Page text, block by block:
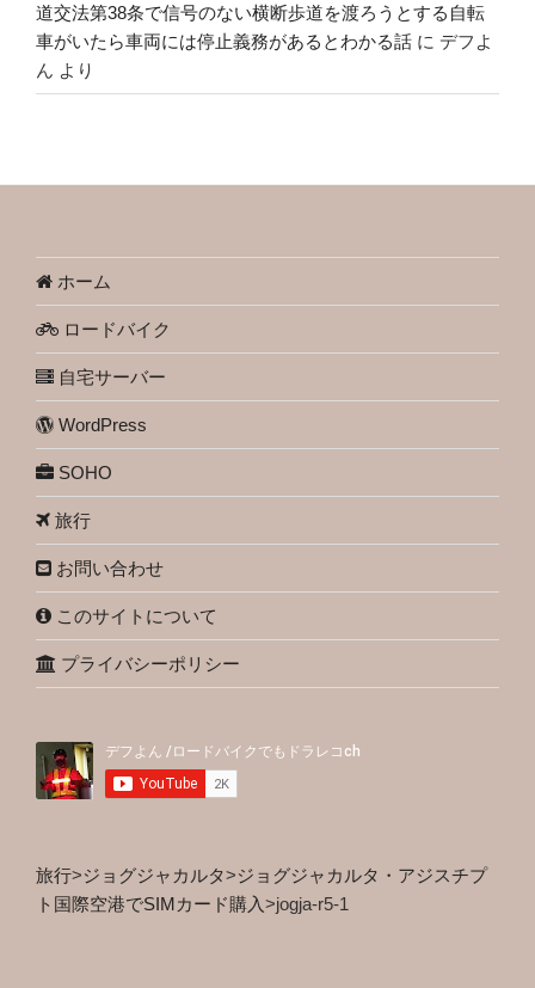
道交法第38条で信号のない横断歩道を渡ろうとする自転
車がいたら車両には停止義務があるとわかる話 に デフよ
ん より
ホーム
ロードバイク
自宅サーバー
WordPress
SOHO
旅行
お問い合わせ
このサイトについて
プライバシーポリシー
旅行>ジョグジャカルタ>ジョグジャカルタ・アジスチプ
ト国際空港でSIMカード購入>jogja-r5-1